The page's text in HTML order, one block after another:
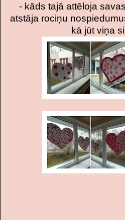
- kāds tajā attēloja
atstāja rociņu
kā jūt viņa